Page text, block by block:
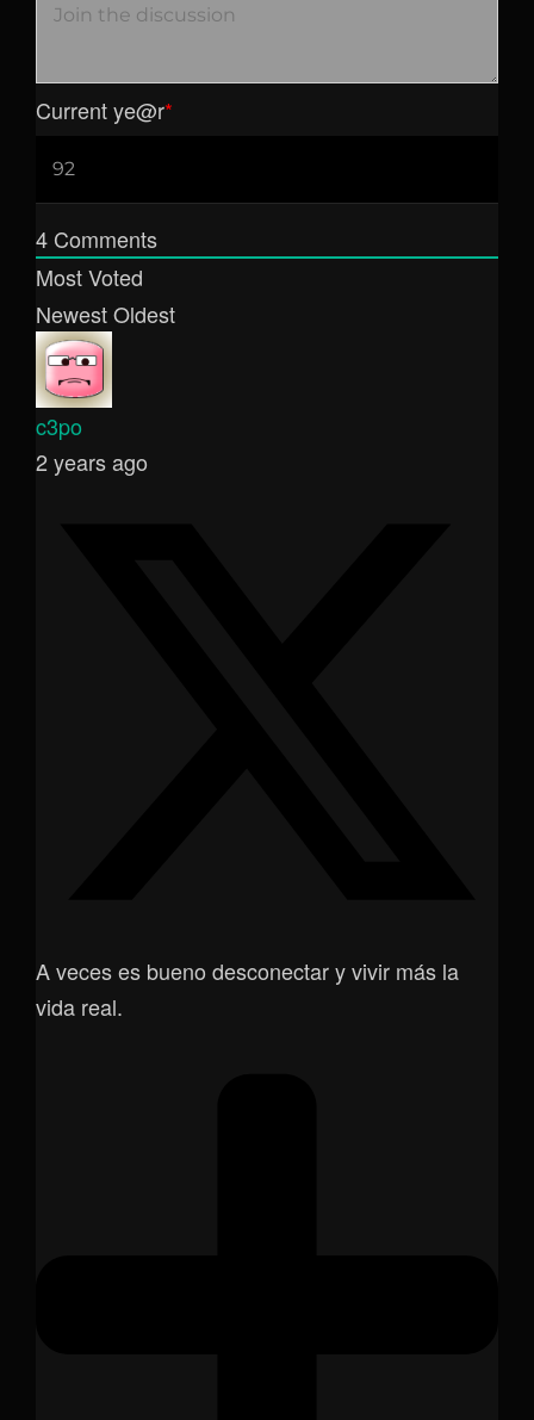
Current ye@r*
4 Comments
Most Voted
NewestOldest
c3po
2 years ago
A veces es bueno desconectar y vivir más la
vida real.